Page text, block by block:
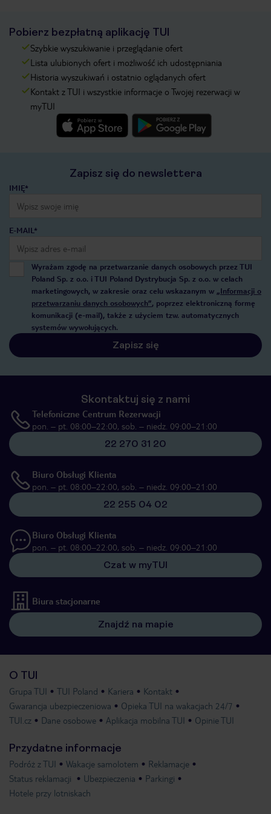
Pobierz bezpłatną aplikację TUI
Szybkie wyszukiwanie i przeglądanie ofert
Lista ulubionych ofert i możliwość ich udostępniania
Historia wyszukiwań i ostatnio oglądanych ofert
Kontakt z TUI i wszystkie informacje o Twojej rezerwacji w
myTUI
Zapisz się do newslettera
IMIĘ*
E-MAIL*
Wyrażam zgodę na przetwarzanie danych osobowych przez TUI
Poland Sp. z o.o. i TUI Poland Dystrybucja Sp. z o.o. w celach
marketingowych, w zakresie oraz celu wskazanym w „Informacji o
przetwarzaniu danych osobowych”, poprzez elektroniczną formę
komunikacji (e-mail), także z użyciem tzw. automatycznych
systemów wywołujących.
Zapisz się
Skontaktuj się z nami
Telefoniczne Centrum Rezerwacji
pon. – pt. 08:00–22:00, sob. – niedz. 09:00–21:00
22 270 31 20
Biuro Obsługi Klienta
pon. – pt. 08:00–22:00, sob. – niedz. 09:00–21:00
22 255 04 02
Biuro Obsługi Klienta
pon. – pt. 08:00–22:00, sob. – niedz. 09:00–21:00
Czat w myTUI
Biura stacjonarne
Znajdź na mapie
O TUI
Grupa TUI TUI Poland Kariera
Kontakt
Gwarancja ubezpieczeniowa
Opieka TUI na wakacjach 24/7
TUI.cz
Dane osobowe Aplikacja mobilna TUI Opinie TUI
Przydatne informacje
Podróż z TUI Wakacje samolotem
Reklamacje
Status reklamacji
Ubezpieczenia
Parkingi
Hotele przy lotniskach